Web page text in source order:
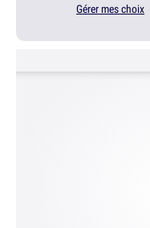
Gérer mes choix